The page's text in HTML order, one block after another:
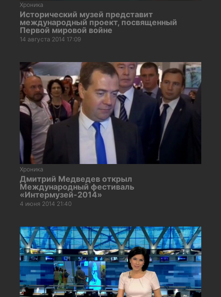
Хроника
Исторический музей представит
международный проект, посвященный
Первой мировой войне
14 августа 2014 17:09
Хроника
Дмитрий Медведев открыл
Международный фестиваль
«Интермузей-2014»
4 июня 2014 21:40